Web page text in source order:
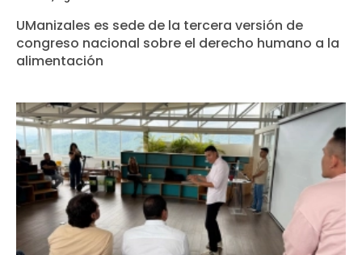
UManizales es sede de la tercera versión de
congreso nacional sobre el derecho humano a la
alimentación